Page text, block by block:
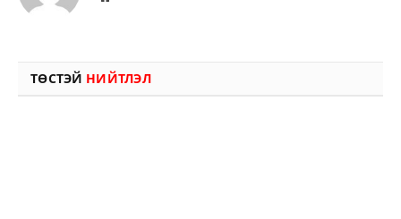
ТӨСТЭЙ НИЙТЛЭЛ